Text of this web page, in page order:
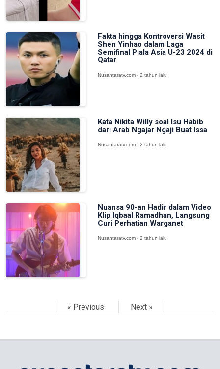
Fakta hingga Kontroversi Wasit
Shen Yinhao dalam Laga
Semifinal Piala Asia U-23 2024 di
Qatar
Nusantaratv.com - 2 tahun lalu
Kata Nikita Willy soal Isu Habib
dari Arab Ngajar Ngaji Buat Issa
Nusantaratv.com - 2 tahun lalu
Nuansa 90-an Hadir dalam Video
Klip Iqbaal Ramadhan, Langsung
Curi Perhatian Warganet
Nusantaratv.com - 2 tahun lalu
« Previous Next »